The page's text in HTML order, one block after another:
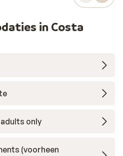
in Costa
only
(voorheen